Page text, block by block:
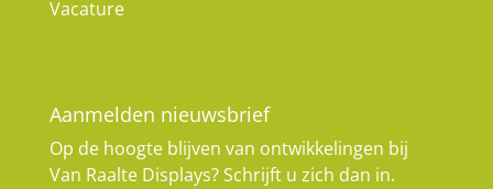
Vacature
Aanmelden nieuwsbrief
Op de hoogte blijven van ontwikkelingen bij
Van Raalte Displays? Schrijft u zich dan in.